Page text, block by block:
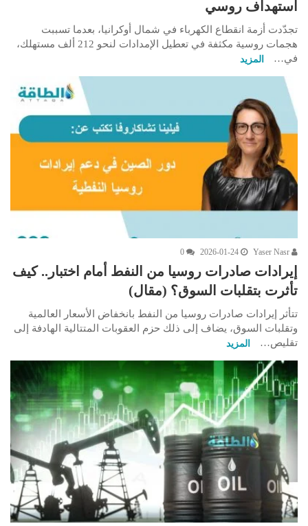
استهداف روسي
تجدّدت أزمة انقطاع الكهرباء في شمال أوكرانيا، بعدما تسببت
هجمات روسية مكثفة في تعطيل الإمدادات لنحو 212 ألف مستهلك،
في…
المزيد
2026-01-24
0
إيرادات صادرات روسيا من النفط أمام اختبار.. كيف
تأثرت بتقلبات السوق؟ (مقال)
تتأثر إيرادات صادرات روسيا من النفط بانخفاض الأسعار العالمية
وتقلبات السوق، يضاف إلى ذلك حزم العقوبات المتتالية الهادفة إلى
تقليص…
المزيد